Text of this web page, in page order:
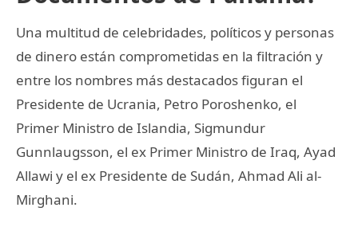
Una multitud de celebridades, políticos y personas
de dinero están comprometidas en la filtración y
entre los nombres más destacados figuran el
Presidente de Ucrania, Petro Poroshenko, el
Primer Ministro de Islandia, Sigmundur
Gunnlaugsson, el ex Primer Ministro de Iraq, Ayad
Allawi y el ex Presidente de Sudán, Ahmad Ali al-
Mirghani.